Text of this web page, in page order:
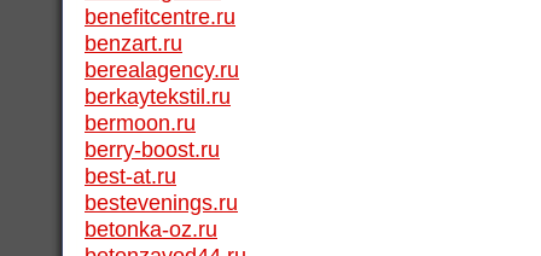
benefitcentre.ru
benzart.ru
berealagency.ru
berkaytekstil.ru
bermoon.ru
berry-boost.ru
best-at.ru
bestevenings.ru
betonka-oz.ru